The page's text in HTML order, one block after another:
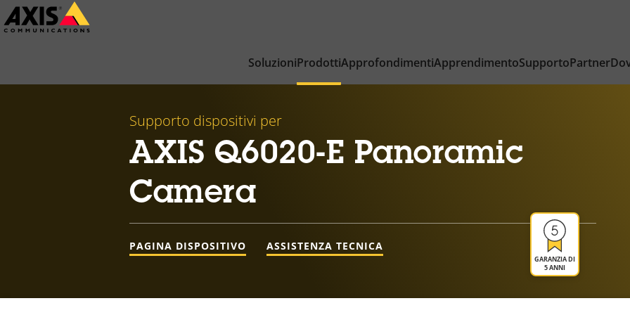
Salta
al
SoluzioniProdottiApprofondimentiApprendimentoSupportoPartner
Supporto dispositivi per
AXIS Q6020-E Panoramic
Camera
GARANZIA DI
5 ANNI
PAGINA DISPOSITIVO ASSISTENZA TECNICA